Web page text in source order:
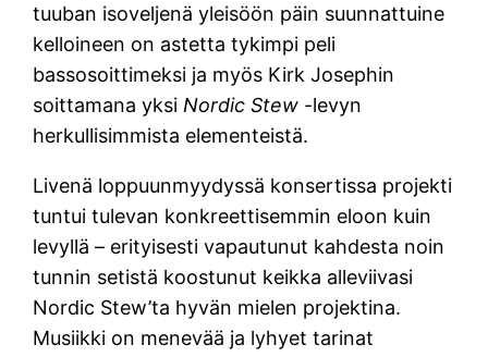
tuuban isoveljenä yleisöön päin suunnattuine
kelloineen on astetta tykimpi peli
bassosoittimeksi ja myös Kirk Josephin
soittamana yksi Nordic Stew -levyn
herkullisimmista elementeistä.
Livenä loppuunmyydyssä konsertissa projekti
tuntui tulevan konkreettisemmin eloon kuin
levyllä – erityisesti vapautunut kahdesta noin
tunnin setistä koostunut keikka alleviivasi
Nordic Stew’ta hyvän mielen projektina.
Musiikki on menevää ja lyhyet tarinat